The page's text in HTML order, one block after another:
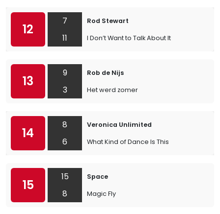
12
7
11
Rod Stewart
I Don’t Want to Talk About It
13
9
3
Rob de Nijs
Het werd zomer
14
8
6
Veronica Unlimited
What Kind of Dance Is This
15
15
8
Space
Magic Fly